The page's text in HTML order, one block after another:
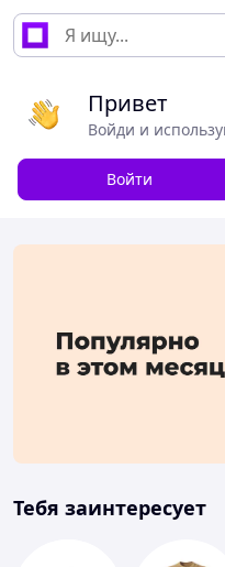
Привет
Войди и
Войти
Тебя заинтересует